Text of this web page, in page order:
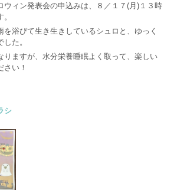
ウィン発表会の申込みは、８／１７(月)１３時
を浴びて生き生きしているシュロと、ゆっく
た。
りますが、水分栄養睡眠よく取って、楽しい
さい！
シ